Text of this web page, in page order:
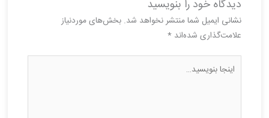
دیدگاه‌ خود را بنویسید
نشانی ایمیل شما منتشر نخواهد شد. بخش‌های موردنیاز
علامت‌گذاری شده‌اند*
اینجا
بنویسید…